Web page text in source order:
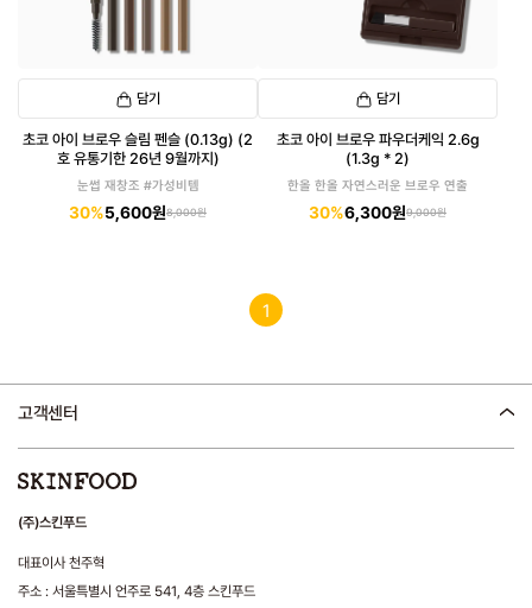
담기
초코 아이 브로우 슬림 펜슬 (0.13g) (2
호 유통기한 26년 9월까지)
눈썹 재창조 #가성비템
30%5,600원8,000원
담기
초코 아이 브로우 파우더케익 2.6g
(1.3g * 2)
한올 한올 자연스러운 브로우 연출
30%6,300원9,000원
1
고객센터
(주)스킨푸드
대표이사 천주혁
주소 : 서울특별시 언주로 541, 4층 스킨푸드